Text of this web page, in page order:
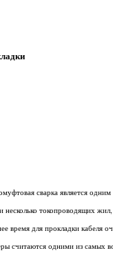
сварка является
несколько токопроводящих
время для прокладки кабеля
считаются одними из самых